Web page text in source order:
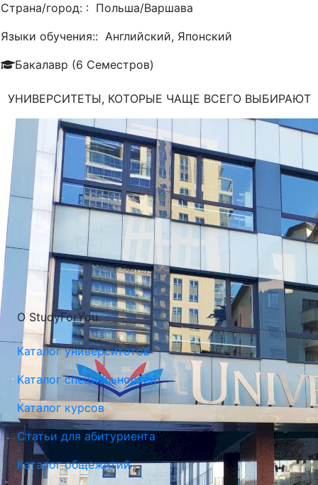
Страна/город: : Польша/Варшава
Языки обучения:: Английский, Японский
Бакалавр (6 Семестров)
УНИВЕРСИТЕТЫ, КОТОРЫЕ ЧАЩЕ ВСЕГО ВЫБИРАЮТ
О StudyForYou
Каталог университетов
Каталог специальностей
Каталог курсов
Статьи для абитуриента
Каталог общежитий